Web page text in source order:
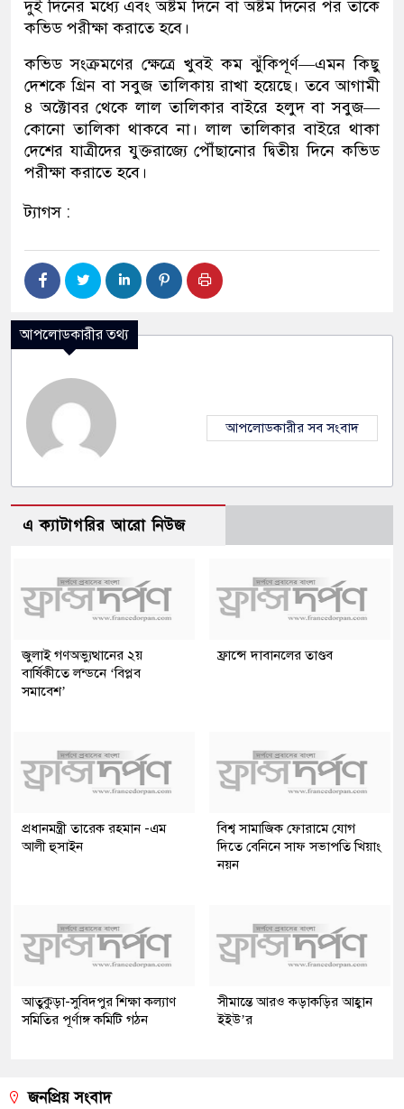
দুই দিনের মধ্যে এবং অষ্টম দিনে বা অষ্টম দিনের পর তাকে
কভিড পরীক্ষা করাতে হবে।
কভিড সংক্রমণের ক্ষেত্রে খুবই কম ঝুঁকিপূর্ণ—এমন কিছু
দেশকে গ্রিন বা সবুজ তালিকায় রাখা হয়েছে। তবে আগামী
৪ অক্টোবর থেকে লাল তালিকার বাইরে হলুদ বা সবুজ—
কোনো তালিকা থাকবে না। লাল তালিকার বাইরে থাকা
দেশের যাত্রীদের যুক্তরাজ্যে পৌঁছানোর দ্বিতীয় দিনে কভিড
পরীক্ষা করাতে হবে।
ট্যাগস :
আপলোডকারীর তথ্য
আপলোডকারীর সব সংবাদ
এ ক্যাটাগরির আরো নিউজ
জুলাই গণঅভ্যুত্থানের ২য়
বার্ষিকীতে লন্ডনে ‘বিপ্লব
সমাবেশ’
ফ্রান্সে দাবানলের তাণ্ডব
প্রধানমন্ত্রী তারেক রহমান -এম
আলী হুসাইন
বিশ্ব সামাজিক ফোরামে যোগ
দিতে বেনিনে সাফ সভাপতি খিয়াং
নয়ন
আতুকুড়া-সুবিদপুর শিক্ষা কল্যাণ
সমিতির পূর্ণাঙ্গ কমিটি গঠন
সীমান্তে আরও কড়াকড়ির আহ্বান
ইইউ’র
জনপ্রিয় সংবাদ